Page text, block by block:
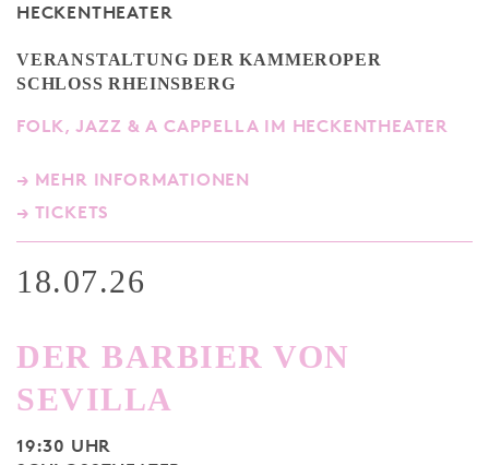
HECKENTHEATER
VERANSTALTUNG DER KAMMEROPER
SCHLOSS RHEINSBERG
FOLK, JAZZ & A CAPPELLA IM HECKENTHEATER
→ MEHR INFORMATIONEN
→ TICKETS
18.07.26
DER BARBIER VON
SEVILLA
19:30 UHR